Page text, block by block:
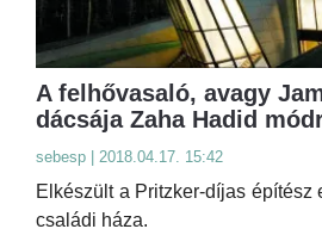
A felhővasaló, avagy
dácsája Zaha Hadid
sebesp | 2018.04.17. 15:42
Elkészült a Pritzker-díjas építész
családi háza.